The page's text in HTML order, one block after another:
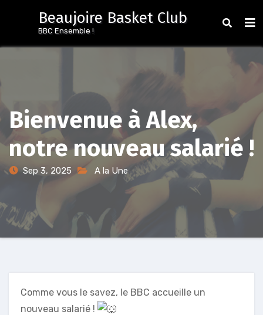
Beaujoire Basket Club
BBC Ensemble !
Bienvenue à Alex,
notre nouveau salarié !
Sep 3, 2025 A la Une
Comme vous le savez, le BBC accueille un
nouveau salarié !